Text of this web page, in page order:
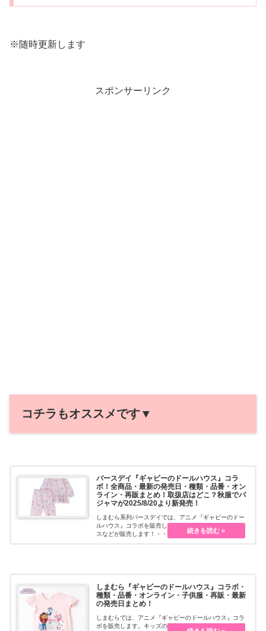
※随時更新します
スポンサーリンク
コチラもオススメです▼
バースデイ『ギャビーのドールハウス』コラ
ボ！全商品・最新の発売日・種類・品番・オン
ライン・再販まとめ！取扱店はどこ？秋服でパ
ジャマが2025/8/20より新発売！
しまむら系列バースデイでは、アニメ『ギャビーのドー
ルハウス』コラボを販売します。キッズの洋服やソック
スなどが販売します！・・・続きを読む
しまむら『ギャビーのドールハウス』コラボ・
種類・品番・オンライン・子供服・再販・最新
の発売日まとめ！
しまむらでは、アニメ『ギャビーのドールハウス』コラ
ボを販売します。キッズの洋服などが販売します！品